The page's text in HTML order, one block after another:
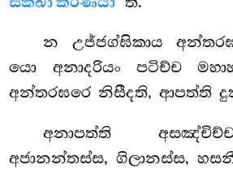
න උජ්ජග්ඝිකාය
යො අනාදරියං පටිච්ච
අන්තරඝරෙ නිසීදති, ආපත්ති
අනාපත්ති
අජානන්තස්ස, ගිලානස්ස,